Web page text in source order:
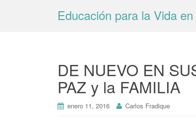
Educación para la Vida
DE NUEVO EN
PAZ y la FAMILIA
enero 11, 2016 Carlos Fradique